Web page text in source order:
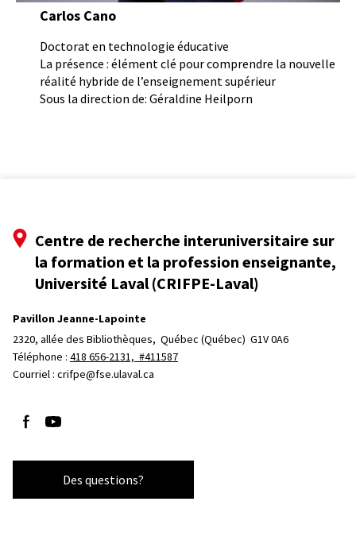
Carlos Cano
Doctorat en technologie éducative
La présence : élément clé pour comprendre la nouvelle
réalité hybride de l’enseignement supérieur
Sous la direction de: Géraldine Heilporn
Centre de recherche interuniversitaire sur
la formation et la profession enseignante,
Université Laval (CRIFPE-Laval)
Pavillon Jeanne-Lapointe
2320, allée des Bibliothèques, Québec (Québec)  G1V 0A6
Téléphone : 418 656-2131, #411587
Courriel : crifpe@fse.ulaval.ca
Suivez-nous sur Facebook
Suivez-nous sur YouTube
Des questions?